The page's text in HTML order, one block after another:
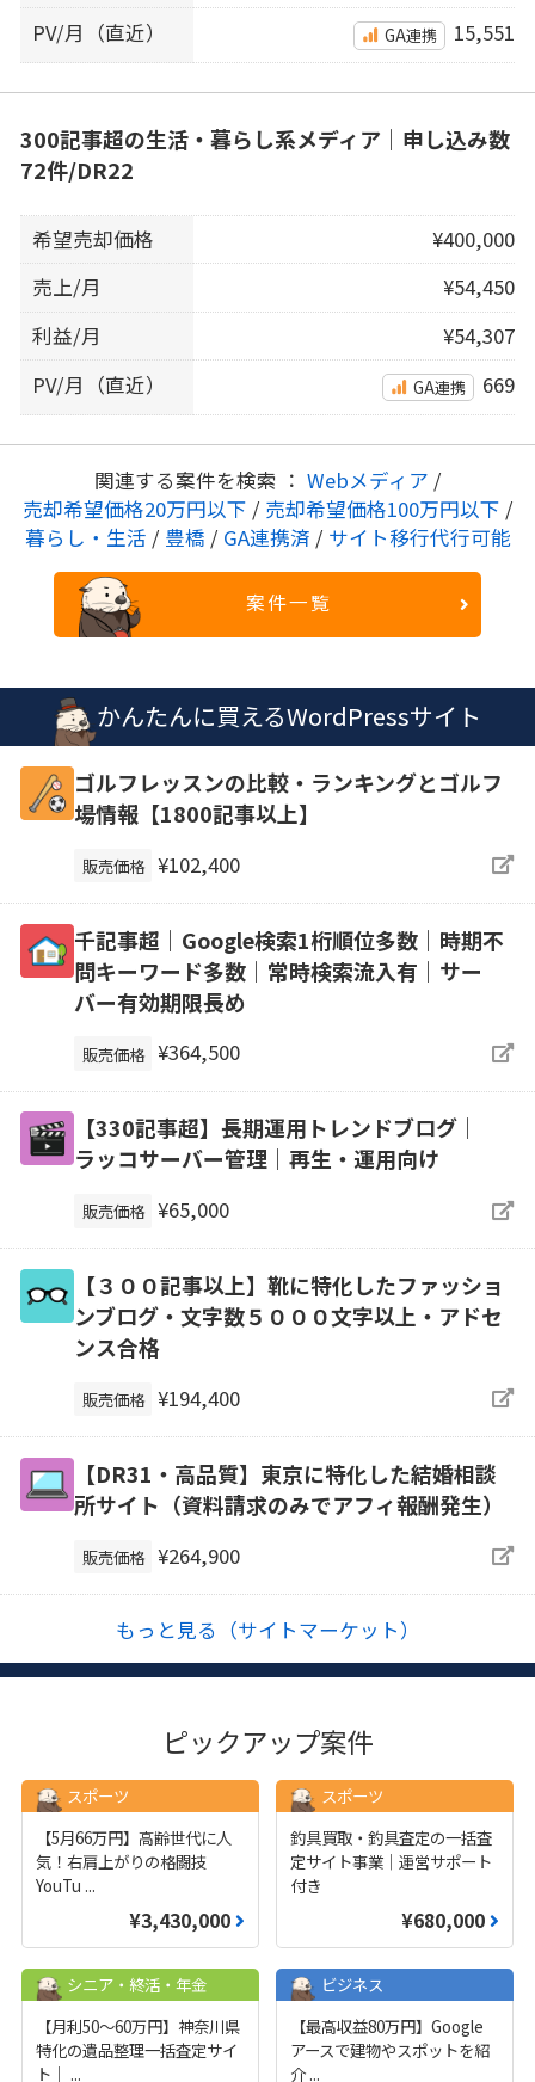
PV/月（直近） GA連携 15,551
300記事超の生活・暮らし系メディア｜申し込み数
72件/DR22
希望売却価格
¥400,000
売上/月
¥54,450
利益/月
¥54,307
PV/月（直近）
GA連携 669
関連する案件を検索 ： Webメディア /
売却希望価格20万円以下 / 売却希望価格100万円以下 /
暮らし・生活 / 豊橋 / GA連携済 / サイト移行代行可能
案件一覧
かんたんに買えるWordPressサイト
ゴルフレッスンの比較・ランキングとゴルフ
場情報【1800記事以上】
販売価格 ¥102,400
千記事超｜Google検索1桁順位多数｜時期不
問キーワード多数｜常時検索流入有｜サー
バー有効期限長め
販売価格 ¥364,500
【330記事超】長期運用トレンドブログ｜
ラッコサーバー管理｜再生・運用向け
販売価格 ¥65,000
【３００記事以上】靴に特化したファッショ
ンブログ・文字数５０００文字以上・アドセ
ンス合格
販売価格 ¥194,400
【DR31・高品質】東京に特化した結婚相談
所サイト（資料請求のみでアフィ報酬発生）
販売価格 ¥264,900
もっと見る（サイトマーケット）
ピックアップ案件
スポーツ
【5月66万円】高齢世代に人
気！右肩上がりの格闘技
YouTu ...
¥3,430,000
スポーツ
釣具買取・釣具査定の一括査
定サイト事業｜運営サポート
付き
¥680,000
シニア・終活・年金
【月利50〜60万円】神奈川県
特化の遺品整理一括査定サイ
ト｜ ...
ビジネス
【最高収益80万円】Google
アースで建物やスポットを紹
介 ...